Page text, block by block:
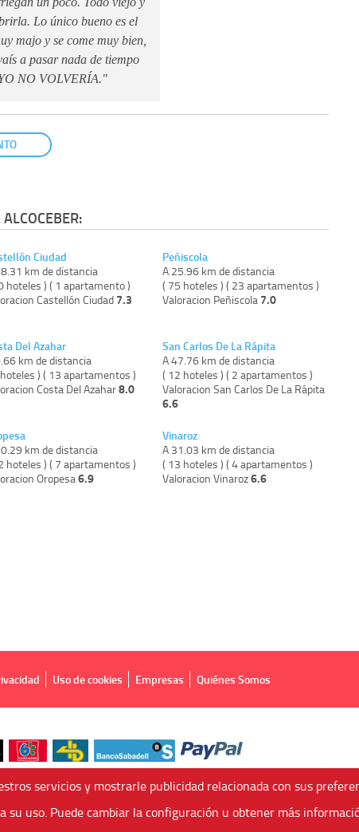
Lo único bueno es el
majo y se come muy bien,
a pasar nada de tiempo
NO VOLVERÍA."
Ciudad
km de distancia
hoteles ) ( 1 apartamento )
Castellón Ciudad 7.3
Del Azahar
km de distancia
) ( 13 apartamentos )
Costa Del Azahar8.0
km de distancia
hoteles ) ( 7 apartamentos )
Oropesa 6.9
Peñiscola
A 25.96 km de distancia
( 75 hoteles ) ( 23 apartamentos )
Valoracion Peñiscola 7.0
San Carlos De La Rápita
A 47.76 km de distancia
( 12 hoteles ) ( 2 apartamentos )
Valoracion San Carlos De La Rápita
6.6
Vinaroz
A 31.03 km de distancia
( 13 hoteles ) ( 4 apartamentos )
Valoracion Vinaroz6.6
Uso de cookies Empresas Quiénes Somos
Agencia de Viajes Online - C.I. MU-107-2-25. C/ Mayor nº46 Bajo, CP:
servicios y mostrarle publicidad relacionada con sus
su uso. Puede cambiar la configuración u obtener más